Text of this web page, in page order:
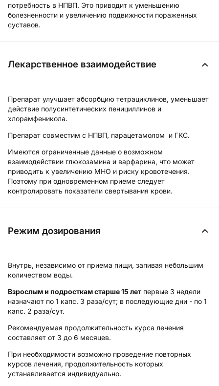
потребность в НПВП. Это приводит к уменьшению
болезненности и увеличению подвижности пораженных
суставов.
Лекарственное взаимодействие
Препарат улучшает абсорбцию тетрациклинов, уменьшает
действие полусинтетических пенициллинов и
хлорамфеникола.
Препарат совместим с НПВП, парацетамолом и ГКС.
Имеются ограниченные данные о возможном
взаимодействии глюкозамина и варфарина, что может
приводить к увеличению МНО и риску кровотечения.
Поэтому при одновременном приеме следует
контролировать показатели свертывания крови.
Режим дозирования
Внутрь, независимо от приема пищи, запивая небольшим
количеством воды.
Взрослым и подросткам старше 15 лет первые 3 недели
назначают по 1 капс. 3 раза/сут; в последующие дни - по 1
капс. 2 раза/сут.
Рекомендуемая продолжительность курса лечения
составляет от 3 до 6 месяцев.
При необходимости возможно проведение повторных
курсов лечения, продолжительность которых
устанавливается индивидуально.